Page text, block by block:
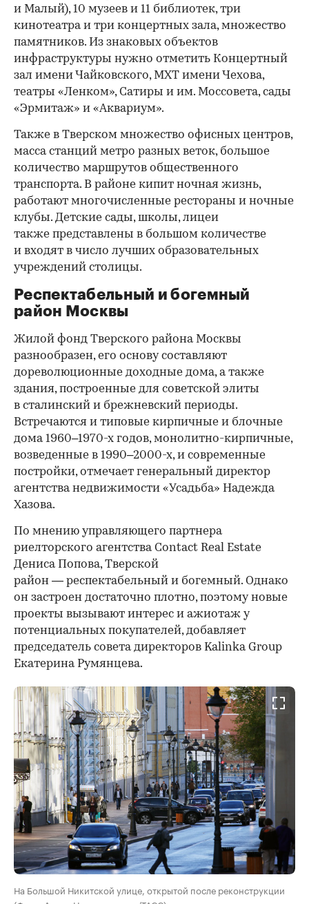
и Малый), 10 музеев и 11 библиотек, три
кинотеатра и три концертных зала, множество
памятников. Из знаковых объектов
инфраструктуры нужно отметить Концертный
зал имени Чайковского, МХТ имени Чехова,
театры «Ленком», Сатиры и им. Моссовета, сады
«Эрмитаж» и «Аквариум».
Также в Тверском множество офисных центров,
масса станций метро разных веток, большое
количество маршрутов общественного
транспорта. В районе кипит ночная жизнь,
работают многочисленные рестораны и ночные
клубы. Детские сады, школы, лицеи
также представлены в большом количестве
и входят в число лучших образовательных
учреждений столицы.
Респектабельный и богемный
район Москвы
Жилой фонд Тверского района Москвы
разнообразен, его основу составляют
дореволюционные доходные дома, а также
здания, построенные для советской элиты
в сталинский и брежневский периоды.
Встречаются и типовые кирпичные и блочные
дома 1960–1970-х годов, монолитно-кирпичные,
возведенные в 1990–2000-х, и современные
постройки, отмечает генеральный директор
агентства недвижимости «Усадьба» Надежда
Хазова.
По мнению управляющего партнера
риелторского агентства Contact Real Estate
Дениса Попова, Тверской
район — респектабельный и богемный. Однако
он застроен достаточно плотно, поэтому новые
проекты вызывают интерес и ажиотаж у
потенциальных покупателей, добавляет
председатель совета директоров Kalinka Group
Екатерина Румянцева.
На Большой Никитской улице, открытой после реконструкции